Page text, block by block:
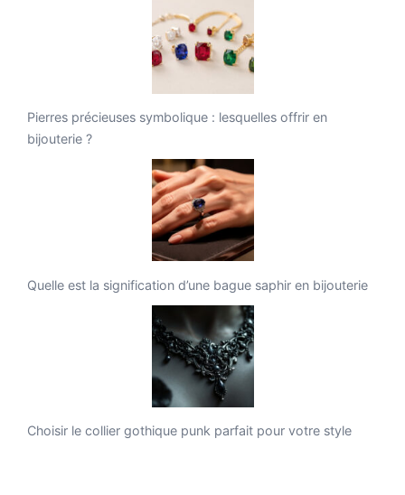
Pierres précieuses symbolique : lesquelles offrir en
bijouterie ?
Quelle est la signification d’une bague saphir en bijouterie
Choisir le collier gothique punk parfait pour votre style